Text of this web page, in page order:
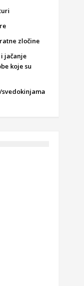
zločine
jačanje
koje su